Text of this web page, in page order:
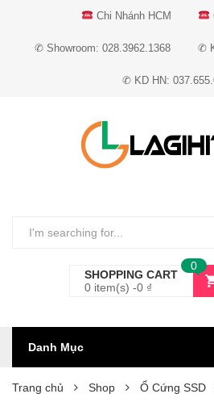
Chi Nhánh HCM
✆ Showroom: 028.3962.1368 ✆
✆ KD HN:
SHOPPING CART
0 item(s) -0 ₫
0
Danh Mục
Trang chủ Shop Ổ Cứng SSD